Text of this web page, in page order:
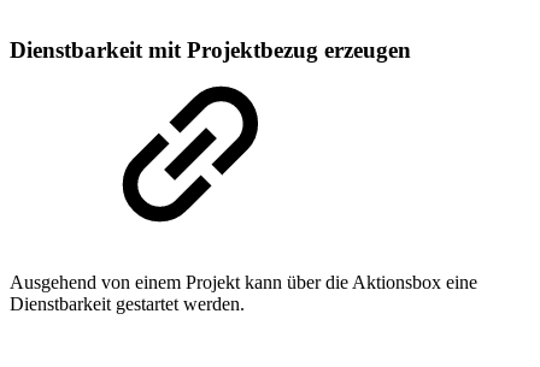
Dienstbarkeit mit Projektbezug erzeugen
Ausgehend von einem Projekt kann über die Aktionsbox eine
Dienstbarkeit gestartet werden.